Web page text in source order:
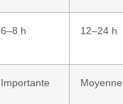
6–8 h 12–24 h
Importante Moyenne